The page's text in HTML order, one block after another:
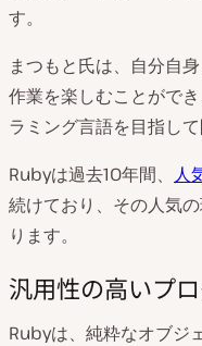
す。
まつもと氏は、自分自
作業を楽しむことがで
ラミング言語を目指して
Rubyは過去10年間、 人
続けており、その人気
ります。
汎用性の高いプ
Rubyは、純粋なオブジ